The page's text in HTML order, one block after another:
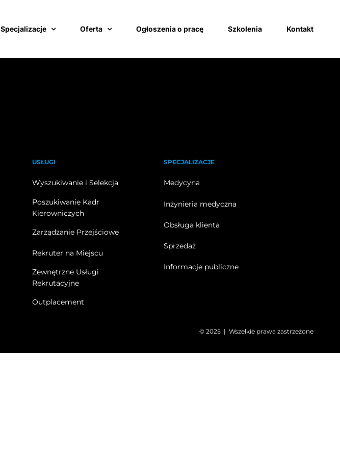
Specjalizacje Oferta Ogłoszenia o pracę Szkolenia Kontakt
USŁUGI
Wyszukiwanie i Selekcja
Poszukiwanie Kadr
Kierowniczych
Zarządzanie Przejściowe
Rekruter na Miejscu
Zewnętrzne Usługi
Rekrutacyjne
Outplacement
SPECJALIZACJE
Medycyna
Inżynieria medyczna
Obsługa klienta
Sprzedaż
Informacje publiczne
© 2025 | Wszelkie prawa zastrzeżone